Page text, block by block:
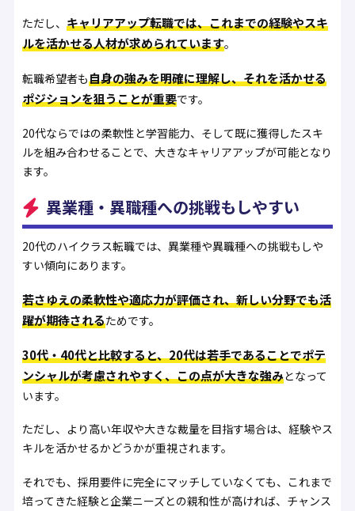
ただし、 キャリアアップ転職では、これまでの経験やスキ
ルを活かせる人材が求められています。
転職希望者も自身の強みを明確に理解し、それを活かせる
ポジションを狙うことが重要です。
20代ならではの柔軟性と学習能力、そして既に獲得したスキ
ルを組み合わせることで、大きなキャリアアップが可能となり
ます。
異業種・異職種への挑戦もしやすい
20代のハイクラス転職では、異業種や異職種への挑戦もしや
すい傾向にあります。
若さゆえの柔軟性や適応力が評価され、新しい分野でも活
躍が期待されるためです。
30代・40代と比較すると、20代は若手であることでポテ
ンシャルが考慮されやすく、この点が大きな強みとなって
います。
ただし、より高い年収や大きな裁量を目指す場合は、経験やス
キルを活かせるかどうかが重視されます。
それでも、採用要件に完全にマッチしていなくても、これまで
培ってきた経験と企業ニーズとの親和性が高ければ、チャンス